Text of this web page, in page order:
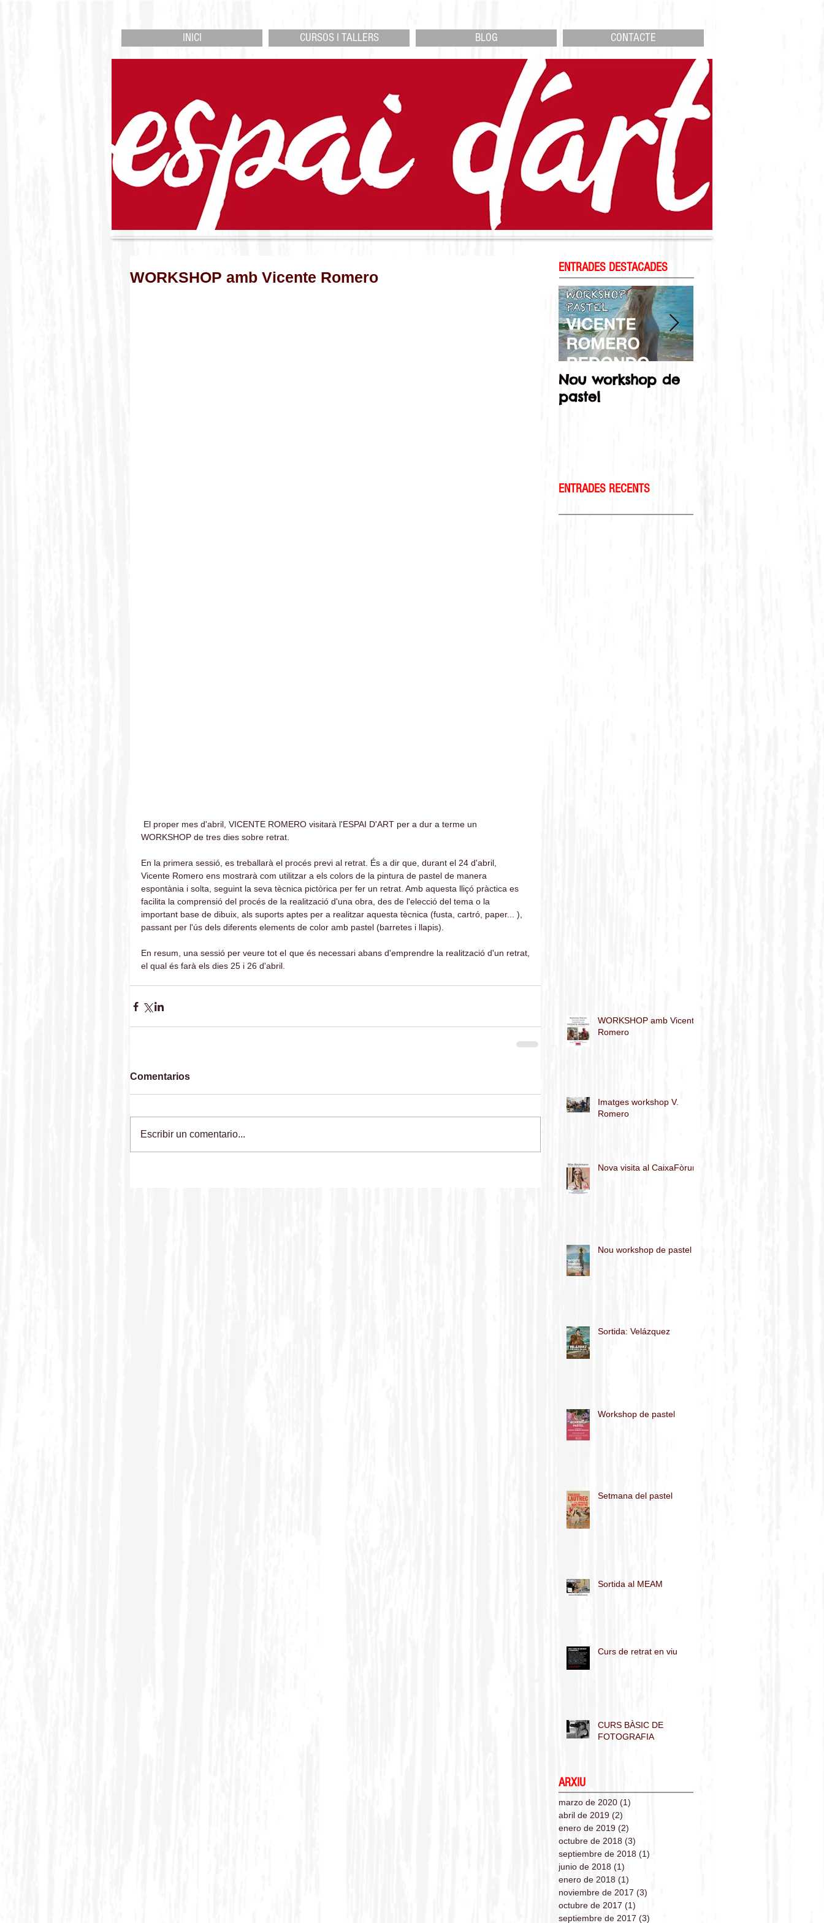
INICI CURSOS I TALLERS BLOG CONTACTE
WORKSHOP amb Vicente Romero
WORKSHOP de tres dies sobre retrat.
En la primera sessió, es treballarà el procés previ al retrat. És a dir que, durant el 24 d'abril,
Vicente Romero ens mostrarà com utilitzar a els colors de la pintura de pastel de manera
espontània i solta, seguint la seva tècnica pictòrica per fer un retrat. Amb aquesta lliçó pràctica es
facilita la comprensió del procés de la realització d'una obra, des de l'elecció del tema o la
important base de dibuix, als suports aptes per a realitzar aquesta tècnica (fusta, cartró, paper... ),
passant per l'ús dels diferents elements de color amb pastel (barretes i llapis).
En resum, una sessió per veure tot el que és necessari abans d'emprendre la realització d'un retrat,
el qual és farà els dies 25 i 26 d'abril.
Comentarios
Escribir un comentario...
ENTRADES DESTACADES
Nou workshop de
pastel
ENTRADES RECENTS
WORKSHOP amb Vicente
Romero
Imatges workshop V.
Romero
Nova visita al CaixaFòrum
Nou workshop de pastel
Sortida: Velázquez
Workshop de pastel
Setmana del pastel
Sortida al MEAM
Curs de retrat en viu
CURS BÀSIC DE
FOTOGRAFIA
ARXIU
marzo de 2020 (1)
abril de 2019 (2)
enero de 2019 (2)
octubre de 2018 (3)
septiembre de 2018 (1)
junio de 2018 (1)
enero de 2018 (1)
noviembre de 2017 (3)
octubre de 2017 (1)
septiembre de 2017 (3)